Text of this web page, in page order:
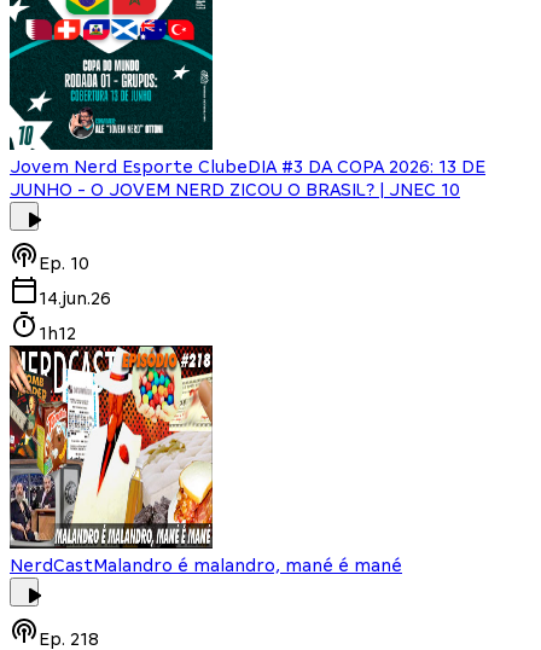
Jovem Nerd Esporte ClubeDIA #3 DA COPA 2026: 13 DE
JUNHO - O JOVEM NERD ZICOU O BRASIL? | JNEC 10
Ep. 10
14.jun.26
1h12
NerdCastMalandro é malandro, mané é mané
Ep. 218